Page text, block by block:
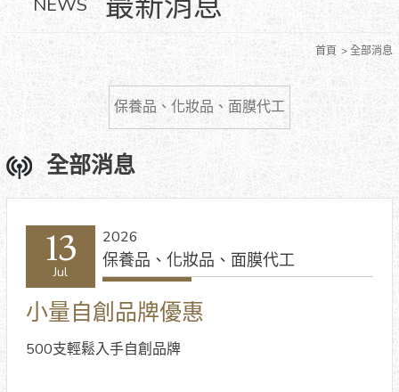
首頁 全部消息
保養品、化妝品、面膜代工
全部消息
13
Jul
2026
保養品、化妝品、面膜代工
小量自創品牌優惠
500支輕鬆入手自創品牌